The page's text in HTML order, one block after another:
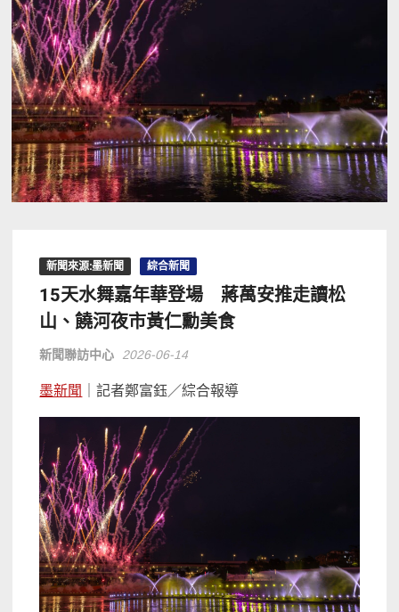
新聞來源:墨新聞 綜合新聞
15天水舞嘉年華登場 蔣萬安推走讀松
山、饒河夜市黃仁勳美食
新聞聯訪中心 2026-06-14
墨新聞 ｜記者鄭富鈺／綜合報導